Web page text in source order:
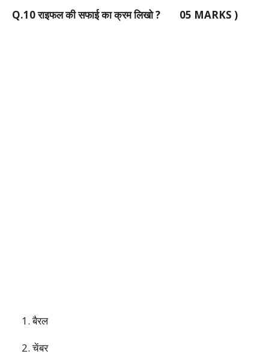
Q.10 राइफल की सफाई का क्रम लिखो ? 05 MARKS )
1. बैरल
2. चेंबर